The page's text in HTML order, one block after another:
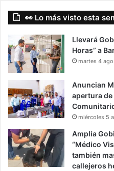
👀 Lo más visto esta
Llevará
Horas” a
martes 4
Anuncian
apertura
miércoles 5
Amplía
“Médico
también
callejeros